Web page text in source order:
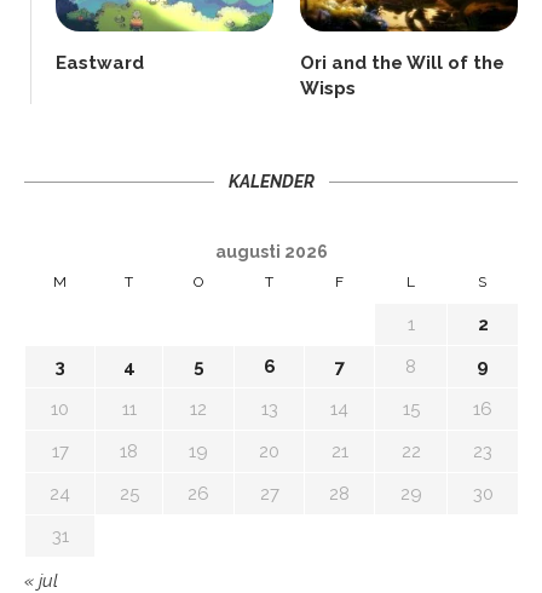
Eastward
Ori and the Will of the
Wisps
KALENDER
augusti 2026
M T O T F L S
1
2
3
4 5 6 7 8
9
10
11 12 13 14 15
16
17
18 19 20 21 22
23
24
25 26 27 28 29
30
31
« jul